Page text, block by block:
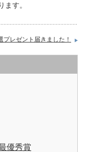
ます。
プレゼント届きました！
優秀賞